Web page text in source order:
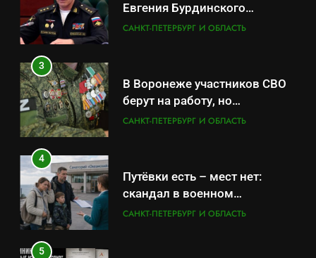
Евгения Бурдинского
оказывает платные услуги по
САНКТ-ПЕТЕРБУРГ И ОБЛАСТЬ
3
В Воронеже участников СВО
берут на работу, но
удержаться удаётся не всем
САНКТ-ПЕТЕРБУРГ И ОБЛАСТЬ
4
Путёвки есть – мест нет:
скандал в военном
санатории Владивостока
САНКТ-ПЕТЕРБУРГ И ОБЛАСТЬ
5